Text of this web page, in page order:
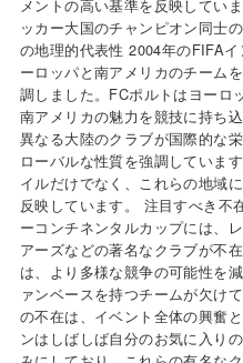
メントの高い基準を反映してい
ッカー大国のチャンピオン同士
の地理的代表性 2004年のFIFA
ーロッパと南アメリカのチーム
調しました。FCポルトはヨーロ
南アメリカの魅力を競技に持ち
異なる大陸のクラブが国際的な
ローバルな性質を強調していま
イルだけでなく、これらの地域
反映しています。 注目すべき不
ーコンチネンタルカップには、
アーズなどの著名なクラブが不
は、より多様な競争の可能性を
ァンベースを持つチームが欠け
の不在は、イベント全体の興奮
ンはしばしば自分のお気に入り